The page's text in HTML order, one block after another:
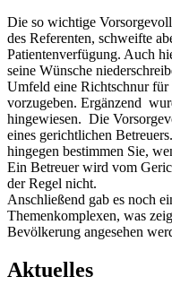
Die so wichtige
des Referenten, schweifte
Patientenverfügung. Auch
seine Wünsche
Umfeld eine Richtschnur für
vorzugeben. Ergänzend
hingewiesen. Die
eines gerichtlichen
hingegen bestimmen Sie,
Ein Betreuer wird vom
der Regel nicht.
Anschließend gab es noch
Themenkomplexen, was
Bevölkerung angesehen
Aktuelles